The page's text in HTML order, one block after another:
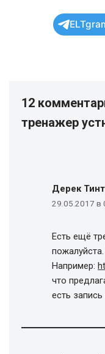
12
тренажер
Дерек Тинт
29.05.2017 в
Есть ещё
Например:
что
есть запись